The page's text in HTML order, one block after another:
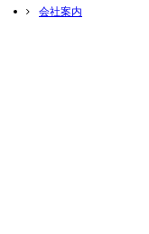
会社案内